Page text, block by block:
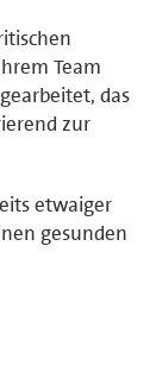
Team
das
zur
etwaiger
gesunden